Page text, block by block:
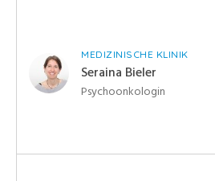
MEDIZINISCHE KLINIK
Seraina Bieler
Psychoonkologin